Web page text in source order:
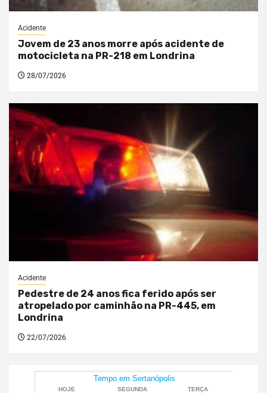
Acidente
Jovem de 23 anos morre após acidente de
motocicleta na PR-218 em Londrina
28/07/2026
Acidente
Pedestre de 24 anos fica ferido após ser
atropelado por caminhão na PR-445, em
Londrina
22/07/2026